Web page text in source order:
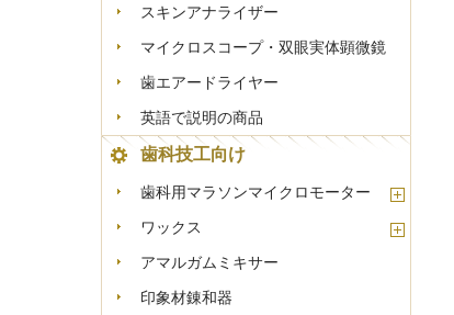
スキンアナライザー
マイクロスコープ・双眼実体顕微鏡
歯エアードライヤー
英語で説明の商品
歯科技工向け
歯科用マラソンマイクロモーター
ワックス
アマルガムミキサー
印象材錬和器